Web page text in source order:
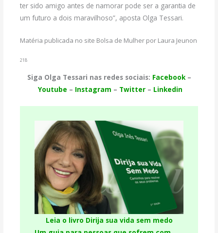
ter sido amigo antes de namorar pode ser a garantia de
um futuro a dois maravilhoso”, aposta Olga Tessari.
Matéria publicada no site Bolsa de Mulher por Laura Jeunon
218
Siga Olga Tessari nas redes sociais: Facebook–
Youtube – Instagram – Twitter– Linkedin
Leia o livro Dirija sua vida sem medo